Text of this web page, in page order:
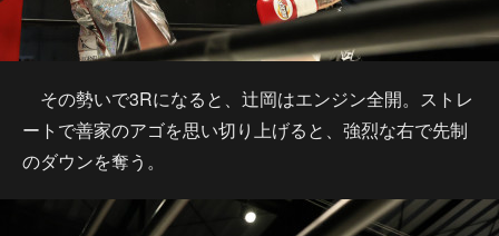
その勢いで3Rになると、辻岡はエンジン全開。ストレ
ートで善家のアゴを思い切り上げると、強烈な右で先制
のダウンを奪う。